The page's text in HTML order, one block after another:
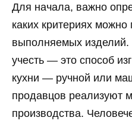
Для начала, важно
каких критериях можно
выполняемых изделий.
учесть — это способ
кухни — ручной или
продавцов реализуют
производства.